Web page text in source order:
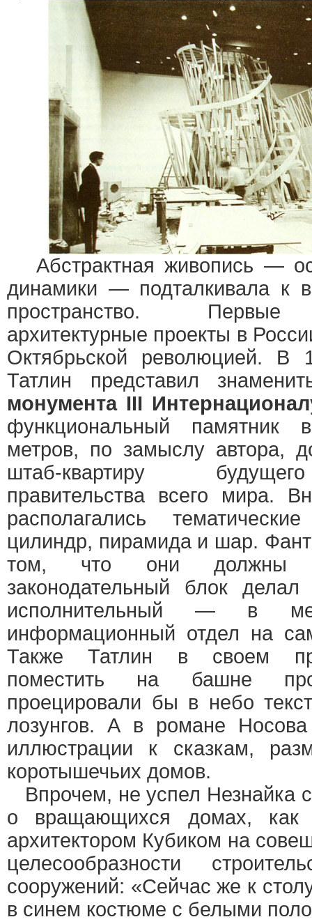
Абстрактная живопись —
динамики — подталкивала к
пространство. Первые
архитектурные проекты в
Октябрьской революцией. В
Татлин представил
монумента III
функциональный памятник
метров, по замыслу автора,
штаб-квартиру
правительства всего мира.
располагались
цилиндр, пирамида и шар.
том, что они должны
законодательный блок
исполнительный — в
информационный отдел на
Также Татлин в своем
поместить на башне
проецировали бы в небо
лозунгов. А в романе Носова
иллюстрации к сказкам,
коротышечьих домов.
Впрочем, не успел Незнайка
о вращающихся домах, как
архитектором Кубиком на
целесообразности
сооружений: «Сейчас же к
в синем костюме с белыми